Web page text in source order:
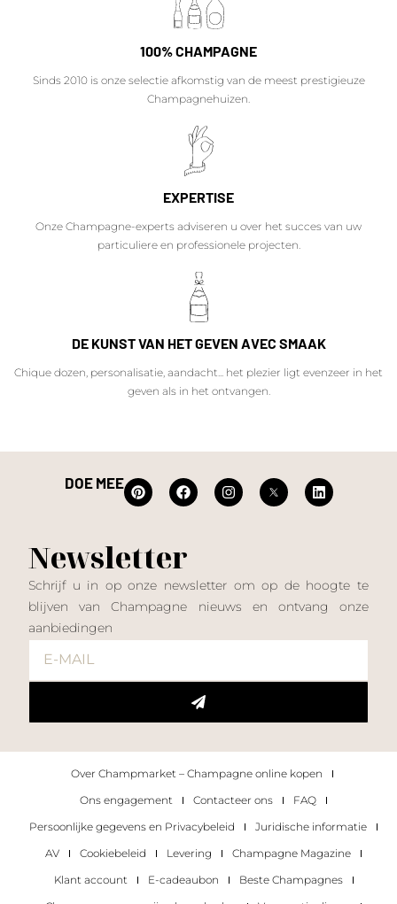
100% CHAMPAGNE
Sinds 2010 is onze selectie afkomstig van de meest prestigieuze
Champagnehuizen.
EXPERTISE
Onze Champagne-experts adviseren u over het succes van uw
particuliere en professionele projecten.
DE KUNST VAN HET GEVEN AVEC SMAAK
Chique dozen, personalisatie, aandacht... het plezier ligt evenzeer in het
geven als in het ontvangen.
DOE MEE
Newsletter
Schrijf u in op onze newsletter om op de hoogte te
blijven van Champagne nieuws en ontvang onze
aanbiedingen
Over Champmarket – Champagne online kopen
Ons engagement
Contacteer ons
FAQ
Persoonlijke gegevens en Privacybeleid
Juridische informatie
AV
Cookiebeleid Levering
Champagne Magazine
Klant account
E-cadeaubon
Beste Champagnes